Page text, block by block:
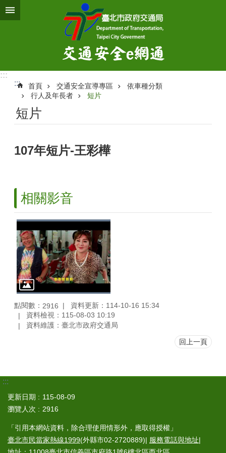
跳到主要內容區塊
:::
:::
首頁 交通安全宣導專區
依車種分類
行人及年長者
短片
短片
107年短片-王彩樺
相關影音
點閱數： 2916
資料更新：114-10-16 15:34
資料檢視：115-08-03 10:19
資料維護：臺北市政府交通局
回上一頁
:::
更新日期
115-08-09
瀏覽人次
2916
「引用本網站資料，除合理使用情形外，應取得授權」
臺北市民當家熱線1999(外縣市02-2720889)| 服務電話與地址|